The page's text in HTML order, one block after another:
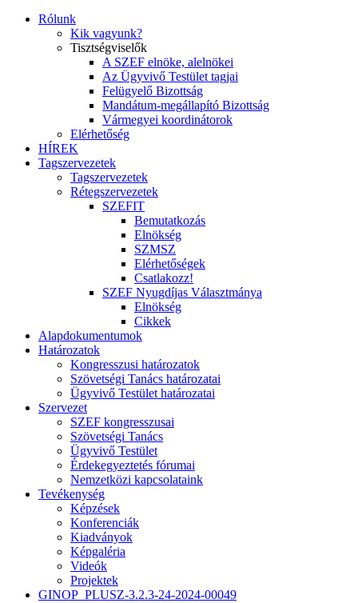
Rólunk
Kik vagyunk?
Tisztségviselők
A SZEF elnöke, alelnökei
Az Ügyvivő Testület tagjai
Felügyelő Bizottság
Mandátum-megállapító Bizottság
Vármegyei koordinátorok
Elérhetőség
HÍREK
Tagszervezetek
Tagszervezetek
Rétegszervezetek
SZEFIT
Bemutatkozás
Elnökség
SZMSZ
Elérhetőségek
Csatlakozz!
SZEF Nyugdíjas Választmánya
Elnökség
Cikkek
Alapdokumentumok
Határozatok
Kongresszusi határozatok
Szövetségi Tanács határozatai
Ügyvivő Testület határozatai
Szervezet
SZEF kongresszusai
Szövetségi Tanács
Ügyvivő Testület
Érdekegyeztetés fórumai
Nemzetközi kapcsolataink
Tevékenység
Képzések
Konferenciák
Kiadványok
Képgaléria
Videók
Projektek
GINOP_PLUSZ-3.2.3-24-2024-00049